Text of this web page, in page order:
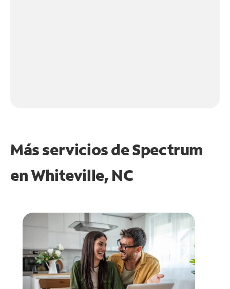
Más servicios de Spectrum
enWhiteville, NC